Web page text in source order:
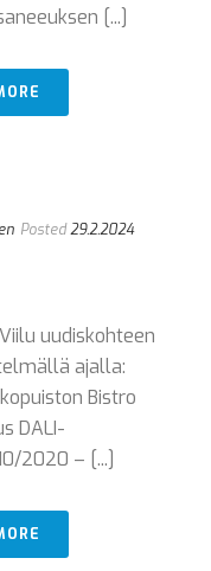
[...]
Posted29.2.2024
uudiskohteen
ajalla:
Bistro
DALI-
2020 – [...]